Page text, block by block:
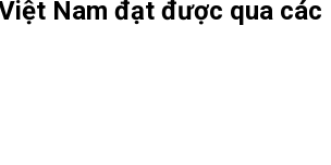
Nam đạt được qua các